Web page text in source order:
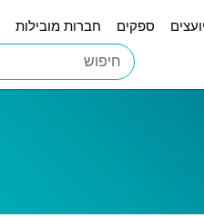
יועצים ספקים חברות מובילות